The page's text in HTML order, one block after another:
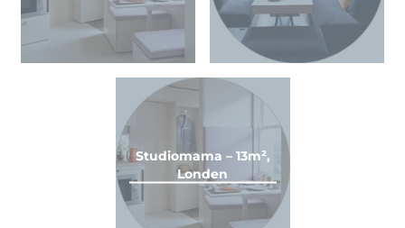
Studiomama – 13m²,
Londen